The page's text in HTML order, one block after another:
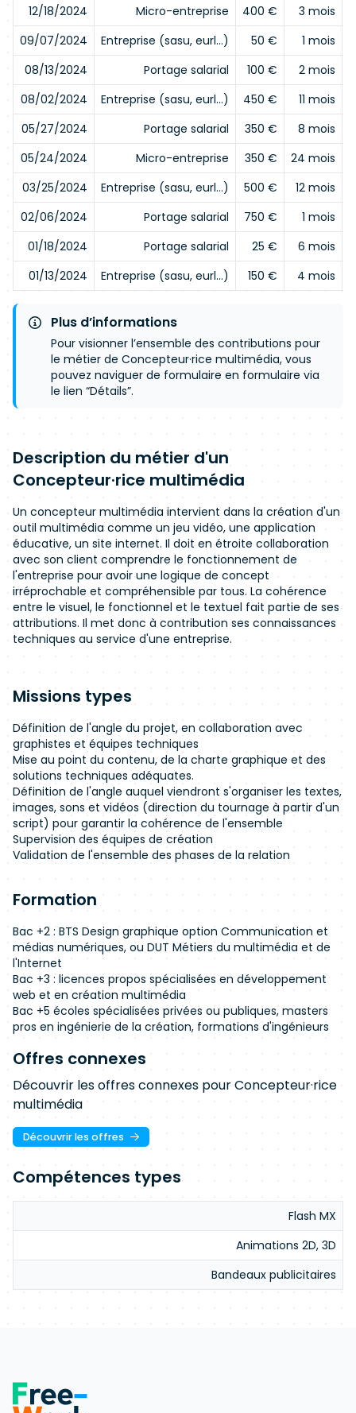
12/18/2024 Micro-entreprise 400 €
3 mois
09/07/2024
Entreprise (sasu, eurl…) 50 €
1 mois
08/13/2024
Portage salarial 100 €
2 mois
08/02/2024
Entreprise (sasu, eurl…) 450 €
11 mois
05/27/2024
Portage salarial 350 €
8 mois
05/24/2024
Micro-entreprise 350 €
24 mois
03/25/2024
Entreprise (sasu, eurl…) 500 €
12 mois
02/06/2024
Portage salarial 750 €
1 mois
01/18/2024
Portage salarial 25 €
6 mois
01/13/2024
Entreprise (sasu, eurl…) 150 € 4 mois
Plus d’informations
Pour visionner l’ensemble des contributions pour
le métier de Concepteur·rice multimédia, vous
pouvez naviguer de formulaire en formulaire via
le lien “Détails”.
Description du métier d'un
Concepteur·rice multimédia
Un concepteur multimédia intervient dans la création d'un
outil multimédia comme un jeu vidéo, une application
éducative, un site internet. Il doit en étroite collaboration
avec son client comprendre le fonctionnement de
l'entreprise pour avoir une logique de concept
irréprochable et compréhensible par tous. La cohérence
entre le visuel, le fonctionnel et le textuel fait partie de ses
attributions. Il met donc à contribution ses connaissances
techniques au service d'une entreprise.
Missions types
Définition de l'angle du projet, en collaboration avec
graphistes et équipes techniques
Mise au point du contenu, de la charte graphique et des
solutions techniques adéquates.
Définition de l'angle auquel viendront s'organiser les textes,
images, sons et vidéos (direction du tournage à partir d'un
script) pour garantir la cohérence de l'ensemble
Supervision des équipes de création
Validation de l'ensemble des phases de la relation
Formation
Bac +2 : BTS Design graphique option Communication et
médias numériques, ou DUT Métiers du multimédia et de
l'Internet
Bac +3 : licences propos spécialisées en développement
web et en création multimédia
Bac +5 écoles spécialisées privées ou publiques, masters
pros en ingénierie de la création, formations d'ingénieurs
Offres connexes
Découvrir les offres connexes pour Concepteur·rice
multimédia
Découvrir les offres
Compétences types
Flash MX
Animations 2D, 3D
Bandeaux publicitaires